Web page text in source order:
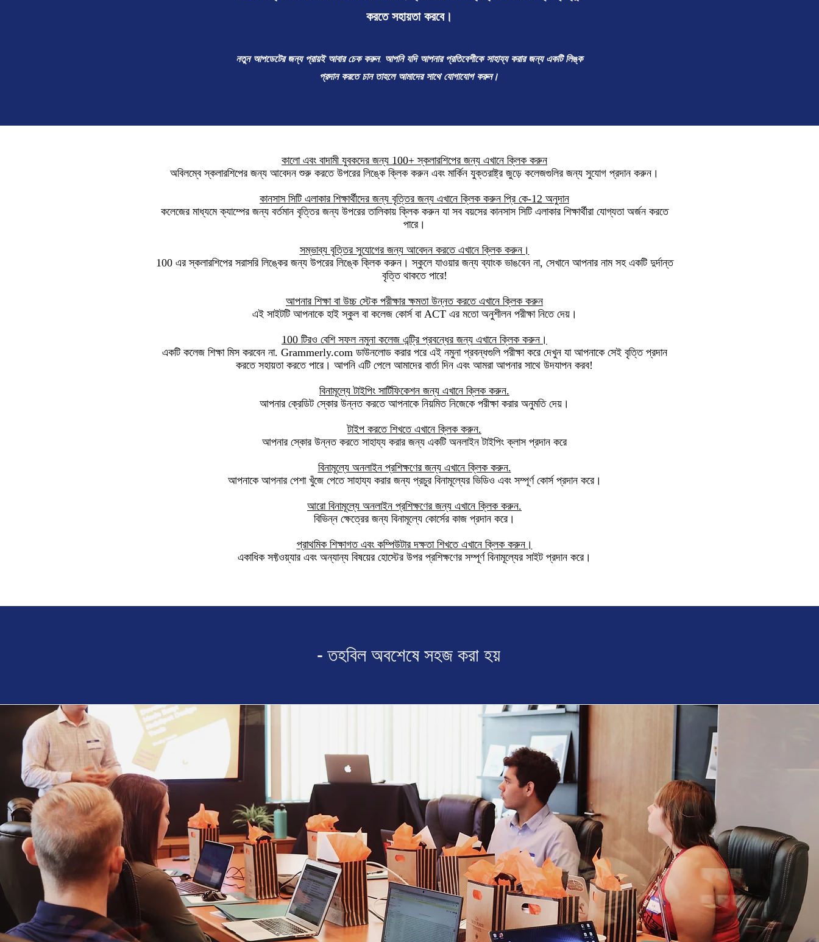
করতে সহায়তা করবে।
নতুন আপডেটের জন্য প্রায়ই আবার চেক করুন. আপনি যদি আপনার প্রতিবেশীকে সাহায্য করার জন্য একটি লিঙ্ক
প্রদান করতে চান তাহলে আমাদের সাথে যোগাযোগ করুন।
কালো এবং বাদামী যুবকদের জন্য 100+ স্কলারশিপের জন্য এখানে ক্লিক করুন
অবিলম্বে স্কলারশিপের জন্য আবেদন শুরু করতে উপরের লিঙ্কে ক্লিক করুন এবং মার্কিন যুক্তরাষ্ট্র জুড়ে কলেজগুলির জন্য সুযোগ প্রদান করুন।
কানসাস সিটি এলাকার শিক্ষার্থীদের জন্য বৃত্তির জন্য এখানে ক্লিক করুন প্রি কে-12 অনুদান
কলেজের মাধ্যমে ক্যাম্পের জন্য বর্তমান বৃত্তির জন্য উপরের তালিকায় ক্লিক করুন যা সব বয়সের কানসাস সিটি এলাকার শিক্ষার্থীরা যোগ্যতা অর্জন করতে
পারে।
সম্ভাব্য বৃত্তির সুযোগের জন্য আবেদন করতে এখানে ক্লিক করুন।
100 এর স্কলারশিপের সরাসরি লিঙ্কের জন্য উপরের লিঙ্কে ক্লিক করুন। স্কুলে যাওয়ার জন্য ব্যাংক ভাঙবেন না, সেখানে আপনার নাম সহ একটি দুর্দান্ত
বৃত্তি থাকতে পারে!
আপনার শিক্ষা বা উচ্চ স্টেক পরীক্ষার ক্ষমতা উন্নত করতে এখানে ক্লিক করুন
এই সাইটটি আপনাকে হাই স্কুল বা কলেজ কোর্স বা ACT এর মতো অনুশীলন পরীক্ষা নিতে দেয়।
100 টিরও বেশি সফল নমুনা কলেজ এন্ট্রি প্রবন্ধের জন্য এখানে ক্লিক করুন।
একটি কলেজ শিক্ষা মিস করবেন না. Grammerly.com ডাউনলোড করার পরে এই নমুনা প্রবন্ধগুলি পরীক্ষা করে দেখুন যা আপনাকে সেই বৃত্তি প্রদান
করতে সহায়তা করতে পারে। আপনি এটি পেলে আমাদের বার্তা দিন এবং আমরা আপনার সাথে উদযাপন করব!
বিনামূল্যে টাইপিং সার্টিফিকেশন জন্য এখানে ক্লিক করুন.
আপনার ক্রেডিট স্কোর উন্নত করতে আপনাকে নিয়মিত নিজেকে পরীক্ষা করার অনুমতি দেয়।
টাইপ করতে শিখতে এখানে ক্লিক করুন.
আপনার স্কোর উন্নত করতে সাহায্য করার জন্য একটি অনলাইন টাইপিং ক্লাস প্রদান করে
বিনামূল্যে অনলাইন প্রশিক্ষণের জন্য এখানে ক্লিক করুন.
আপনাকে আপনার পেশা খুঁজে পেতে সাহায্য করার জন্য প্রচুর বিনামূল্যের ভিডিও এবং সম্পূর্ণ কোর্স প্রদান করে।
আরো বিনামূল্যে অনলাইন প্রশিক্ষণের জন্য এখানে ক্লিক করুন.
বিভিন্ন ক্ষেত্রের জন্য বিনামূল্যে কোর্সের কাজ প্রদান করে।
প্রাথমিক শিক্ষাগত এবং কম্পিউটার দক্ষতা শিখতে এখানে ক্লিক করুন।
একাধিক সফ্টওয়্যার এবং অন্যান্য বিষয়ের হোস্টের উপর প্রশিক্ষণের সম্পূর্ণ বিনামূল্যের সাইট প্রদান করে।
- তহবিল অবশেষে সহজ করা হয়